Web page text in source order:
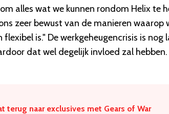
alles wat we kunnen rondom Helix te
zeer bewust van de manieren
is." De werkgeheugencrisis is
dat wel degelijk invloed zal hebben.
terug naar exclusives met Gears of War